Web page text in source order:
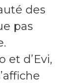
des
pas
et d’Evi,